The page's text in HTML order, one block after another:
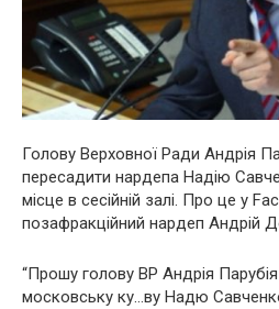
Голову Верховної Ради Андрія
пересадити нардепа Надію
місце в сесійній залі. Про це у
позафракційний нардеп Андрій
“Прошу голову ВР Андрія
московську ку…ву Надю